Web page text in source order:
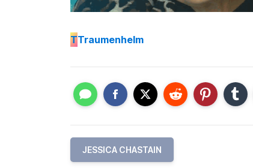
TTraumenhelm
JESSICA CHASTAIN